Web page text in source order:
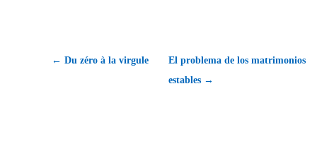
← Du zéro à la virgule
El problema de los matrimonios
estables →